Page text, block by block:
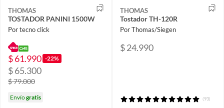
THOMAS
TOSTADOR PANINI 1500W
Por tecno click
$ 61.990 -22%
$ 65.300
$ 79.000
Envíogratis
THOMAS
Tostador TH-120R
Por Thomas/Siegen
$ 24.990
(93)